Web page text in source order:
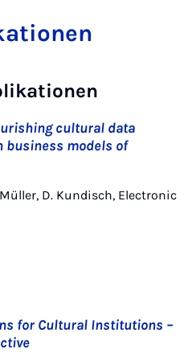
cultural data
business models of
D. Kundisch, Electronic
for Cultural Institutions –